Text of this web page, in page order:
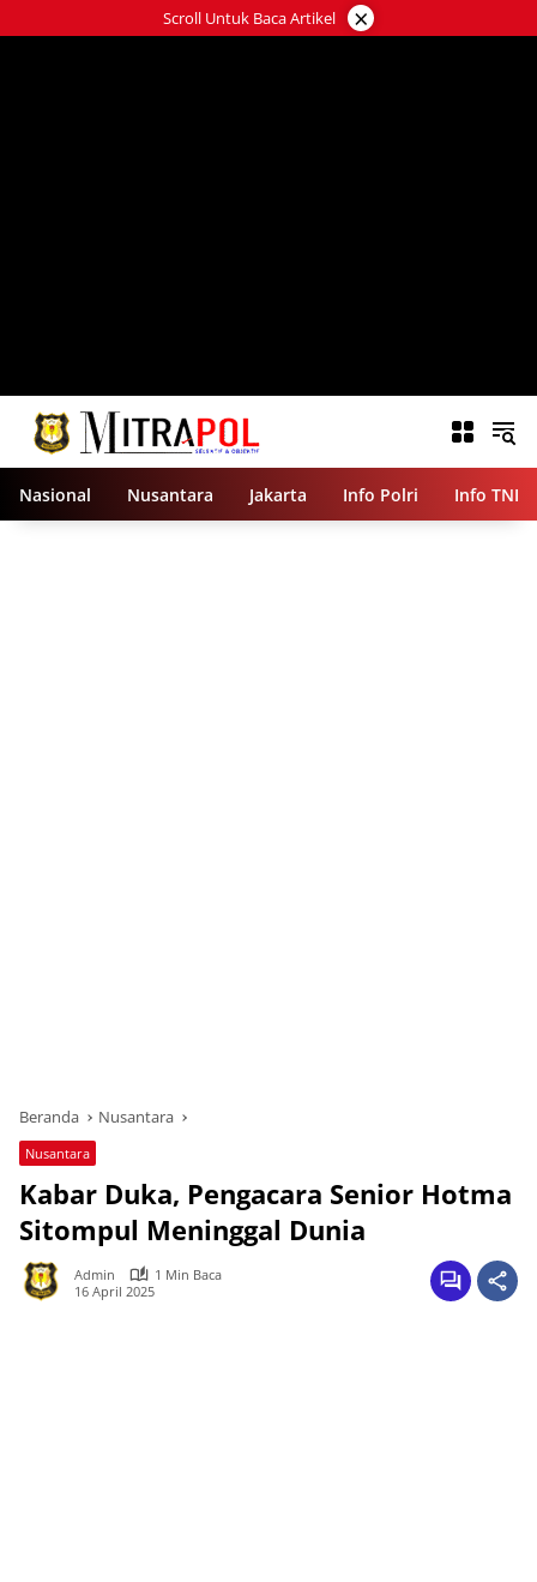
ke
Scroll Untuk Baca Artikel ×
Nasional Nusantara Jakarta Info Polri Info TNI
Beranda Nusantara
Nusantara
Kabar Duka, Pengacara Senior Hotma
Sitompul Meninggal Dunia
Admin
1 Min Baca
16 April 2025